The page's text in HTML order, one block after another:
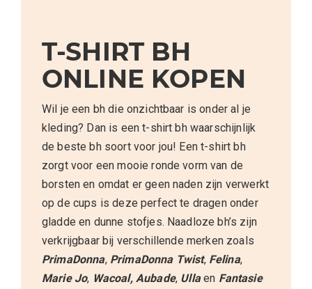
T-SHIRT BH
ONLINE KOPEN
Wil je een bh die onzichtbaar is onder al je
kleding? Dan is een t-shirt bh waarschijnlijk
de beste bh soort voor jou! Een t-shirt bh
zorgt voor een mooie ronde vorm van de
borsten en omdat er geen naden zijn verwerkt
op de cups is deze perfect te dragen onder
gladde en dunne stofjes. Naadloze bh’s zijn
verkrijgbaar bij verschillende merken zoals
PrimaDonna, PrimaDonnaTwist, Felina,
Marie Jo, Wacoal, Aubade, Ullaen Fantasie